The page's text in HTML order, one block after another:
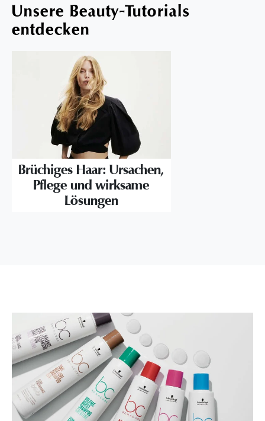
Unsere Beauty-Tutorials
entdecken
Brüchiges Haar: Ursachen,
Pflege und wirksame
Lösungen